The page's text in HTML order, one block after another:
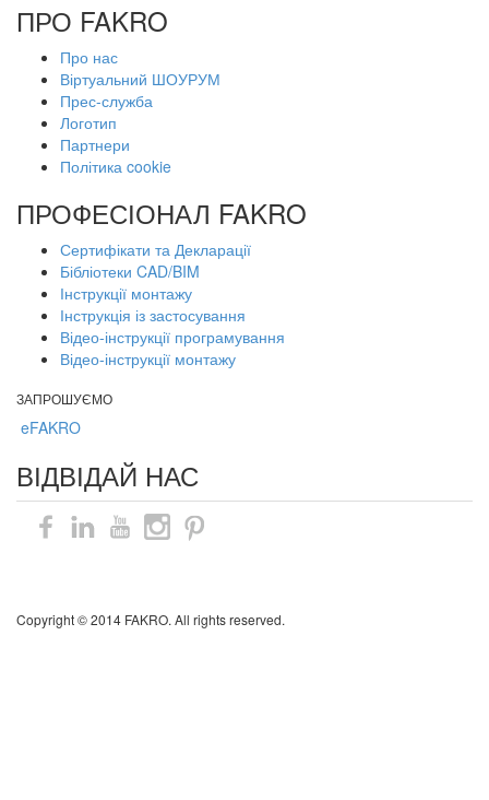
ПРО FAKRO
Про нас
Віртуальний ШОУРУМ
Прес-служба
Логотип
Партнери
Політика cookie
ПРОФЕСІОНАЛ FAKRO
Сертифікати та Декларації
Бібліотеки CAD/BIM
Інструкції монтажу
Інструкція із застосування
Відео-інструкції програмування
Відео-інструкції монтажу
ЗАПРОШУЄМО
eFAKRO
ВІДВІДАЙ НАС
Copyright © 2014 FAKRO. All rights reserved.